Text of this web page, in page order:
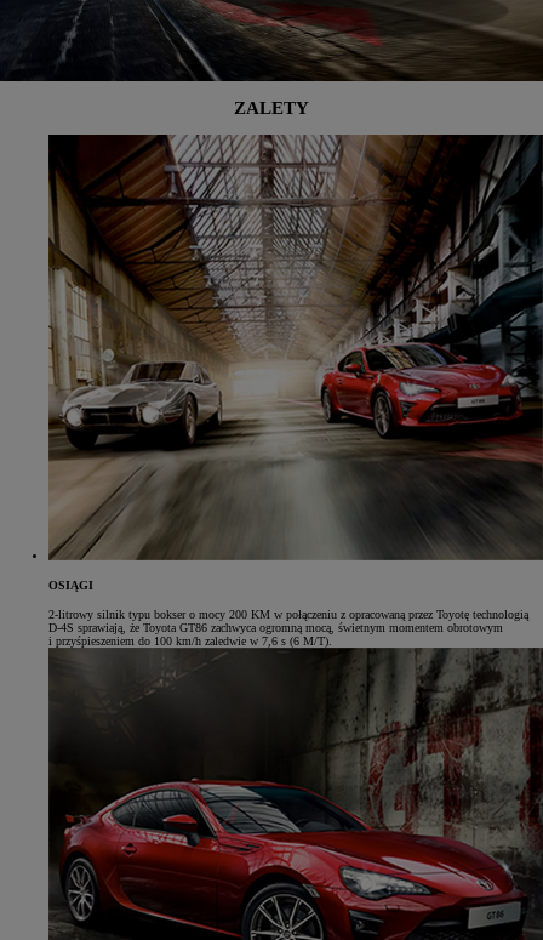
ZALETY
OSIĄGI
2-litrowy silnik typu bokser o mocy 200 KM w połączeniu z opracowaną przez Toyotę technologią
D-4S sprawiają, że Toyota GT86 zachwyca ogromną mocą, świetnym momentem obrotowym
i przyśpieszeniem do 100 km/h zaledwie w 7,6 s (6 M/T).